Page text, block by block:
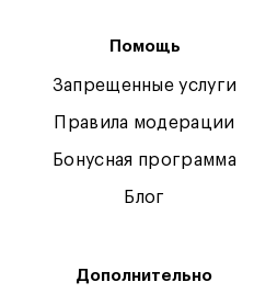
Помощь
Запрещенные услуги
Правила модерации
Бонусная программа
Блог
Дополнительно